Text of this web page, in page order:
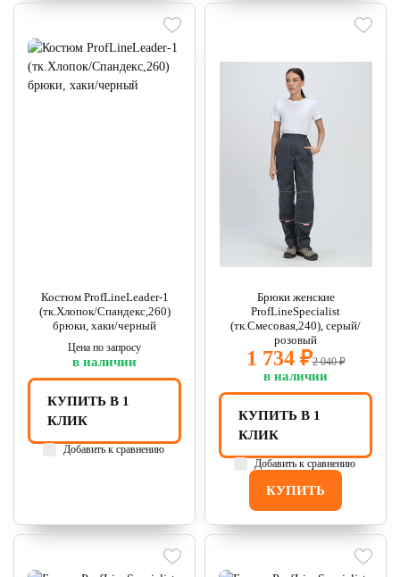
Костюм ProfLineLeader-1
(тк.Хлопок/Спандекс,260)
брюки, хаки/черный
Цена по запросу
в наличии
КУПИТЬ В 1
КЛИК
Добавить к сравнению
Брюки женские
ProfLineSpecialist
(тк.Смесовая,240), серый/
розовый
1 734 ₽2 040 ₽
в наличии
КУПИТЬ
КУПИТЬ В 1
КЛИК
Добавить к сравнению